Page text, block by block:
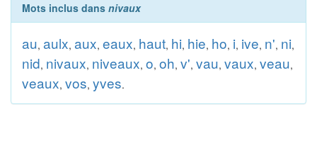
Mots inclus dans nivaux
au, aulx, aux, eaux, haut, hi, hie, ho, i, ive, n', ni,
nid, nivaux, niveaux, o, oh, v', vau, vaux, veau,
veaux, vos, yves.